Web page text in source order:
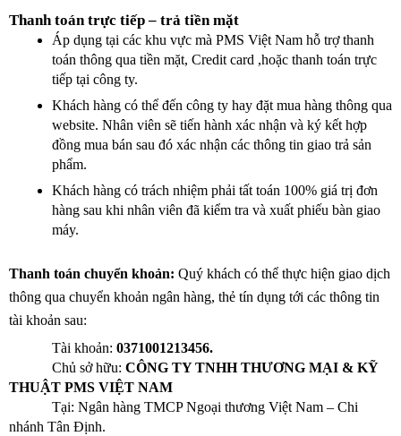
Thanh toán trực tiếp – trả tiền mặt
Áp dụng tại các khu vực mà PMS Việt Nam hỗ trợ thanh
toán thông qua tiền mặt, Credit card ,hoặc thanh toán trực
tiếp tại công ty.
Khách hàng có thể đến công ty hay đặt mua hàng thông qua
website. Nhân viên sẽ tiến hành xác nhận và ký kết hợp
đồng mua bán sau đó xác nhận các thông tin giao trả sản
phẩm.
Khách hàng có trách nhiệm phải tất toán 100% giá trị đơn
hàng sau khi nhân viên đã kiểm tra và xuất phiếu bàn giao
máy.
Thanh toán chuyển khoản: Quý khách có thể thực hiện giao dịch
thông qua chuyển khoản ngân hàng, thẻ tín dụng tới các thông tin
tài khoản sau:
Tài khoản: 0371001213456.
Chủ sở hữu: CÔNG TY TNHH THƯƠNG MẠI & KỸ
THUẬT PMS VIỆT NAM
Tại: Ngân hàng TMCP Ngoại thương Việt Nam – Chi
nhánh Tân Định.